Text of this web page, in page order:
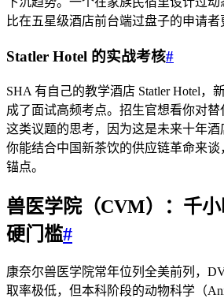
比在五星级酒店前台端过盘子的申请者
Statler Hotel 的实战考核#
SHA 有自己的教学酒店 Statler Hotel，
成了面试高频考点。招生官想看你对
这类议题的思考，因为这是未来十年
你能结合中国新茶饮的供应链革命来
锚点。
兽医学院（CVM）：千
硬门槛#
康奈尔兽医学院常年位列全美前列，
取率极低，但本科阶段的动物科学（